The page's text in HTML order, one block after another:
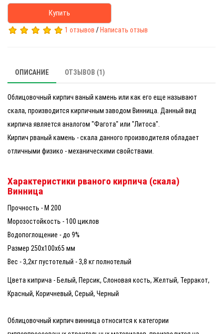
Купить
1 отзывов / Написать отзыв
ОПИСАНИЕ ОТЗЫВОВ (1)
Облицовочный кирпич ваный камень или как его еще называют
скала, производится кирпичным заводом Винница. Данный вид
кирпича является аналогом "Фагота" или "Литоса".
Кирпич рваный камень - скала данного производителя обладает
отличными физико - механическими свойствами.
Характеристики рваного кирпича (скала)
Винница
Прочность - М 200
Морозостойкость - 100 циклов
Водопоглощение - до 9%
Размер 250х100х65 мм
Вес - 3,2кг пустотелый - 3,8 кг полнотелый
Цвета киприча - Белый, Персик, Слоновая кость, Желтый, Терракот,
Красный, Коричневый, Серый, Черный
Облицовочный кирпич винница относится к категории